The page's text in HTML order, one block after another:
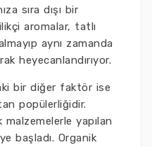
sıra dışı bir
aromalar, tatlı
aynı zamanda
heyecanlandırıyor.
bir diğer faktör ise
popülerliğidir.
yapılan
başladı. Organik